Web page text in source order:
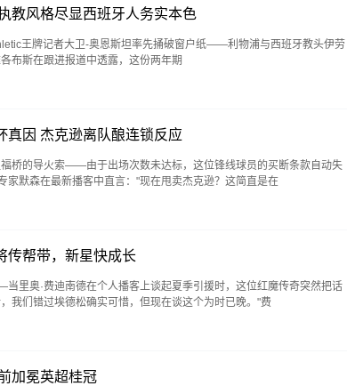
教风格尽显西班牙人务实本色
王牌记者大卫-奥恩斯坦率先捅破窗户纸——利物浦与西班牙教头伊劳
布斯在跟进报道中透露，这份两年期
真因 杰克逊离队酿连锁反应
桥的导火索——由于出场次数未达标，这位锋线球员的买断条款自动失
家默森在最新播客中直言："现在甩卖杰克逊？这简直是在
传帮带，新星快成长
里奥·费迪南德在个人播客上谈起夏季引援时，这位红魔传奇突然把话
我们错过埃德松确实可惜，但现在谈这个为时已晚。"费
加冕英超桂冠